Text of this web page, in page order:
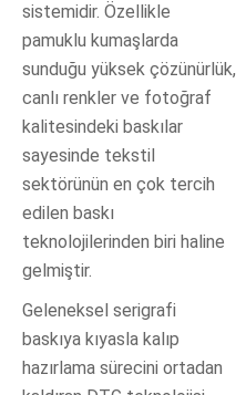
sistemidir. Özellikle
pamuklu kumaşlarda
sunduğu yüksek çözünürlük,
canlı renkler ve fotoğraf
kalitesindeki baskılar
sayesinde tekstil
sektörünün en çok tercih
edilen baskı
teknolojilerinden biri haline
gelmiştir.
Geleneksel serigrafi
baskıya kıyasla kalıp
hazırlama sürecini ortadan